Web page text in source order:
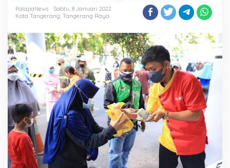
PalapaNews
Sabtu, 8 Januari 2022
Kota Tangerang, Tangerang Raya